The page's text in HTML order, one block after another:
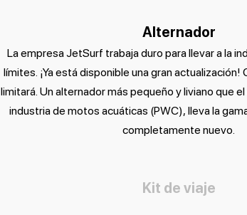
Alternador
La empresa JetSurf trabaja duro para llevar a la
límites. ¡Ya está disponible una gran actualización!
limitará. Un alternador más pequeño y liviano que
industria de motos acuáticas (PWC), lleva la
completamente nuevo.
Kit de viaje